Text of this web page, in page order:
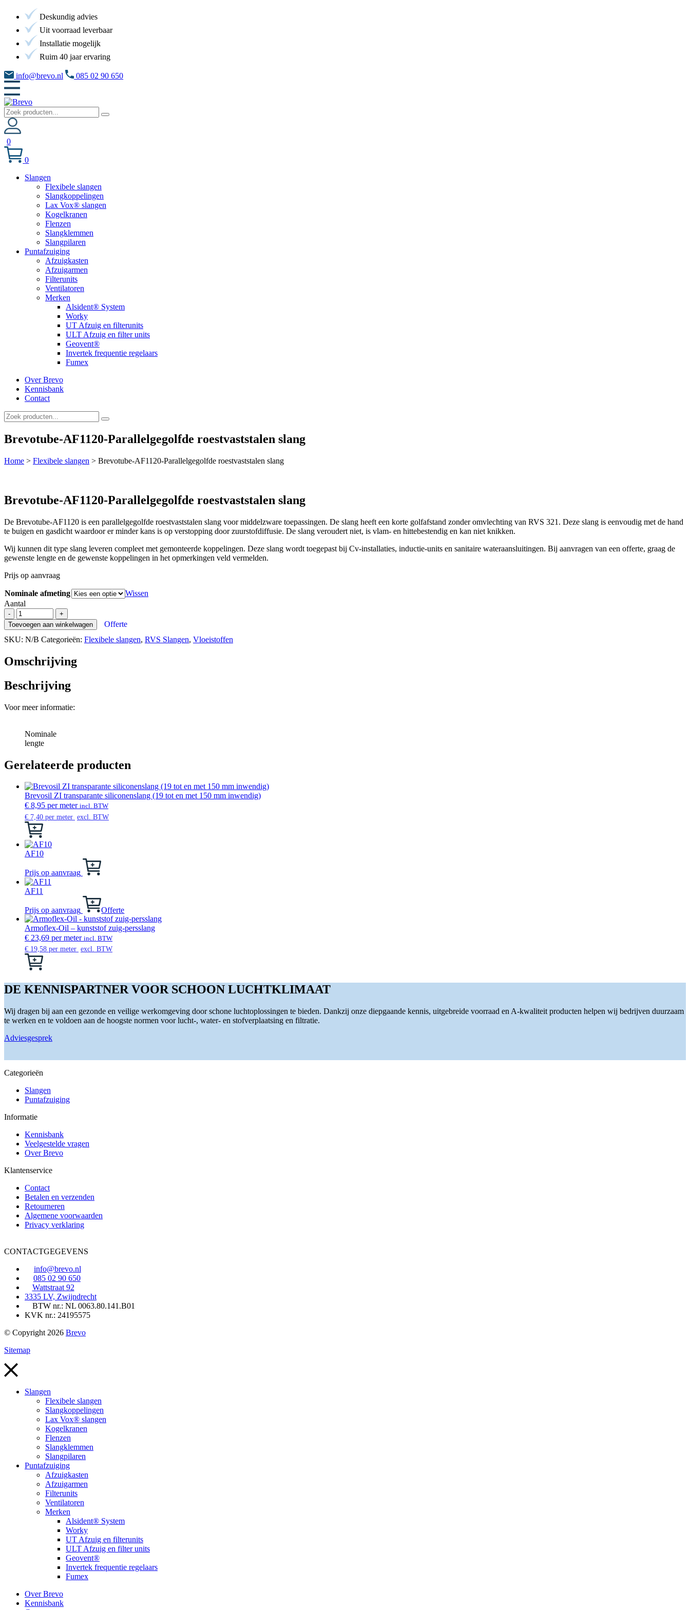
Deskundig advies
Uit voorraad leverbaar
Installatie mogelijk
Ruim 40 jaar ervaring
info@brevo.nl 085 02 90 650
0
0
Slangen
Flexibele slangen
Slangkoppelingen
Lax Vox® slangen
Kogelkranen
Flenzen
Slangklemmen
Slangpilaren
Puntafzuiging
Afzuigkasten
Afzuigarmen
Filterunits
Ventilatoren
Merken
Alsident® System
Worky
UT Afzuig en filterunits
ULT Afzuig en filter units
Geovent®
Invertek frequentie regelaars
Fumex
Over Brevo
Kennisbank
Contact
Brevotube-AF1120-Parallelgegolfde roestvaststalen slang
Home > Flexibele slangen > Brevotube-AF1120-Parallelgegolfde roestvaststalen slang
Brevotube-AF1120-Parallelgegolfde roestvaststalen slang
De Brevotube-AF1120 is een parallelgegolfde roestvaststalen slang voor middelzware toepassingen. De slang heeft een korte golfafstand zonder omvlechting van RVS 321. Deze slang is eenvoudig met de hand
te buigen en gasdicht waardoor er minder kans is op verstopping door zuurstofdiffusie. De slang veroudert niet, is vlam- en hittebestendig en kan niet knikken.
Wij kunnen dit type slang leveren compleet met gemonteerde koppelingen. Deze slang wordt toegepast bij Cv-installaties, inductie-units en sanitaire wateraansluitingen. Bij aanvragen van een offerte, graag de
gewenste lengte en de gewenste koppelingen in het opmerkingen veld vermelden.
Prijs op aanvraag
Nominale afmeting
Wissen
Aantal
-
Brevotube-
AF1120-
Parallelgegolfde
roestvaststalen
aantal
+
Toevoegen aan winkelwagen
Offerte
SKU: N/B Categorieën: Flexibele slangen, RVS Slangen, Vloeistoffen
Omschrijving
Beschrijving
Voor meer informatie:
Nominale
lengte
Gerelateerde producten
Brevosil ZI transparante siliconenslang (19 tot en met 150 mm inwendig)
€ 8,95 per meter incl. BTW
€ 7,40 per meter excl. BTW
Dit
heeft
meerdere
Deze
optie
worden
op
de
productpagina
AF10
Prijs op aanvraag
Dit
variaties.
Deze
optie
kan
gekozen
worden
op
AF11
Prijs op aanvraag Offerte
Armoflex-Oil – kunststof zuig-persslang
€ 23,69 per meter incl. BTW
€ 19,58 per meter excl. BTW
Dit
meerdere
variaties.
optie
kan
worden
de
DE KENNISPARTNER VOOR SCHOON LUCHTKLIMAAT
Wij dragen bij aan een gezonde en veilige werkomgeving door schone luchtoplossingen te bieden. Dankzij onze diepgaande kennis, uitgebreide voorraad en A-kwaliteit producten helpen wij bedrijven duurzaam
te werken en te voldoen aan de hoogste normen voor lucht-, water- en stofverplaatsing en filtratie.
Adviesgesprek
Categorieën
Slangen
Puntafzuiging
Informatie
Kennisbank
Veelgestelde vragen
Over Brevo
Klantenservice
Contact
Betalen en verzenden
Retourneren
Algemene voorwaarden
Privacy verklaring
CONTACTGEGEVENS
info@brevo.nl
085 02 90 650
Wattstraat 92
3335 LV, Zwijndrecht
BTW nr.: NL 0063.80.141.B01
KVK nr.: 24195575
© Copyright 2026 Brevo
Sitemap
Slangen
Flexibele slangen
Slangkoppelingen
Lax Vox® slangen
Kogelkranen
Flenzen
Slangklemmen
Slangpilaren
Puntafzuiging
Afzuigkasten
Afzuigarmen
Filterunits
Ventilatoren
Merken
Alsident® System
Worky
UT Afzuig en filterunits
ULT Afzuig en filter units
Geovent®
Invertek frequentie regelaars
Fumex
Over Brevo
Kennisbank